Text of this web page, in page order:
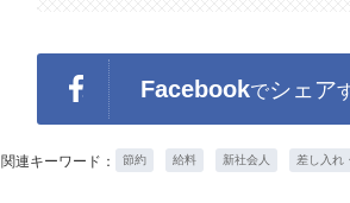
Facebookでシェア
関連キーワード： 節約 給料 新社会人 差し入れ